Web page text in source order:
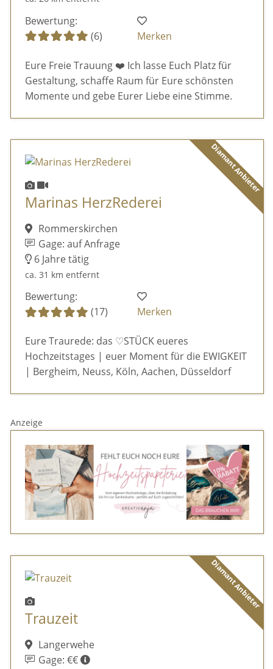
Bewertung:
(6)
Merken
Eure Freie Trauung ❤️ Ich lasse Euch Platz für
Gestaltung, schaffe Raum für Eure schönsten
Momente und gebe Eurer Liebe eine Stimme.
Diamant Anbieter
Marinas HerzRederei
Rommerskirchen
Gage: auf Anfrage
6 Jahre tätig
ca. 31 km entfernt
Bewertung:
(17)
Merken
Eure Traurede: das ♡STÜCK eueres
Hochzeitstages | euer Moment für die EWIGKEIT
| Bergheim, Neuss, Köln, Aachen, Düsseldorf
Anzeige
Diamant Anbieter
Trauzeit
Langerwehe
Gage: €€